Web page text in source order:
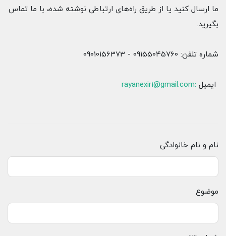
ما ارسال کنید یا از طریق راه‌های ارتباطی نوشته شده، با ما تماس
بگیرید.
شماره تلفن: 09155045760 - 09010156373
ایمیل :
rayanexir1@gmail.com
نام و نام خانوادگی
موضوع